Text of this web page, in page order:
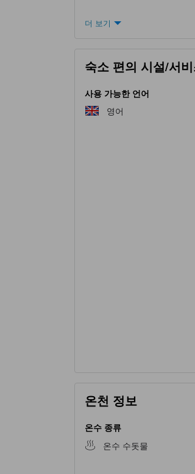
더 보기
숙소 편의 시설/서
사용 가능한 언어
영어
온천 정보
온수 종류
온수 수돗물